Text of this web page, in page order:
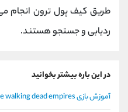
طریق کیف پول ترون انجام
ردیابی و جستجو هستند.
در این باره بیشتر بخوانید
آموزش بازی The walking dead empires